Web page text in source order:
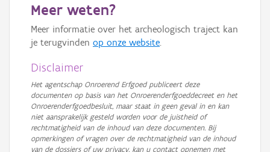
Meer weten?
Meer informatie over het archeologisch traject kan
je terugvinden op onze website.
Disclaimer
Het agentschap Onroerend Erfgoed publiceert deze
documenten op basis van het Onroerenderfgoeddecreet en het
Onroerenderfgoedbesluit, maar staat in geen geval in en kan
niet aansprakelijk gesteld worden voor de juistheid of
rechtmatigheid van de inhoud van deze documenten. Bij
opmerkingen of vragen over de rechtmatigheid van de inhoud
van de dossiers of uw privacy, kan u contact opnemen met